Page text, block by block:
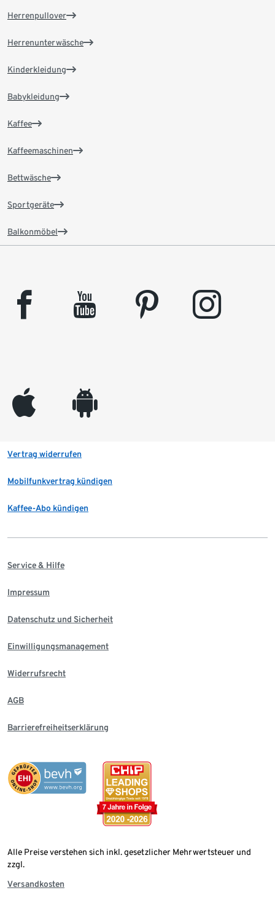
Herrenpullover
Herrenunterwäsche
Kinderkleidung
Babykleidung
Kaffee
Kaffeemaschinen
Bettwäsche
Sportgeräte
Balkonmöbel
facebook youtube pinterest instagram
appleinc android
Vertrag widerrufen
Mobilfunkvertrag kündigen
Kaffee-Abo kündigen
Service & Hilfe
Impressum
Datenschutz und Sicherheit
Einwilligungsmanagement
Widerrufsrecht
AGB
Barrierefreiheitserklärung
Alle Preise verstehen sich inkl. gesetzlicher Mehrwertsteuer und
zzgl.
Versandkosten